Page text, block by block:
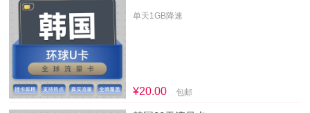
单天1GB降速
¥20.00 包邮